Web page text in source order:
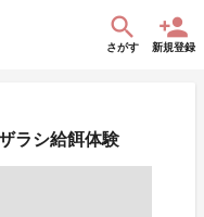
さがす 新規登録
ラシ給餌体験